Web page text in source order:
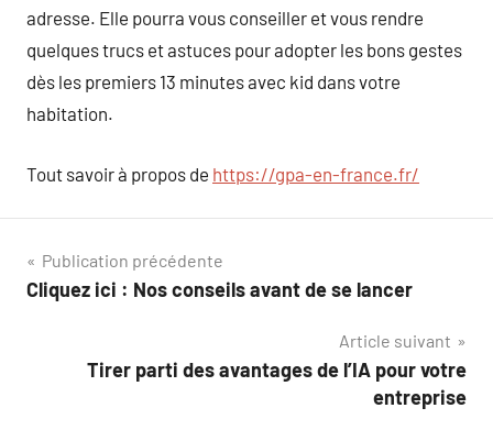
adresse. Elle pourra vous conseiller et vous rendre
quelques trucs et astuces pour adopter les bons gestes
dès les premiers 13 minutes avec kid dans votre
habitation.
Tout savoir à propos de https://gpa-en-france.fr/
Navigation
de
Publication précédente
Cliquez ici : Nos conseils avant de se lancer
Article suivant
Tirer parti des avantages de l’IA pour votre
entreprise